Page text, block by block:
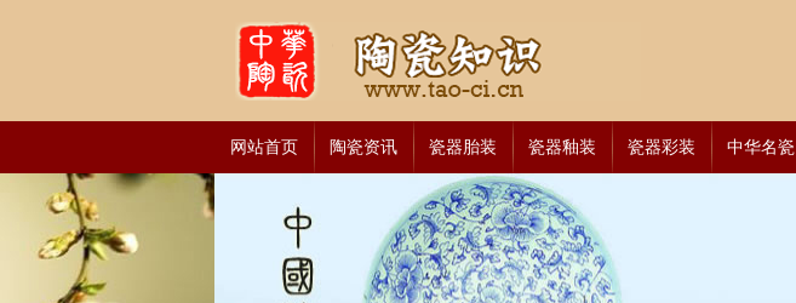
网站首页 陶瓷资讯 瓷器胎装 瓷器釉装 瓷器彩装 中华名瓷